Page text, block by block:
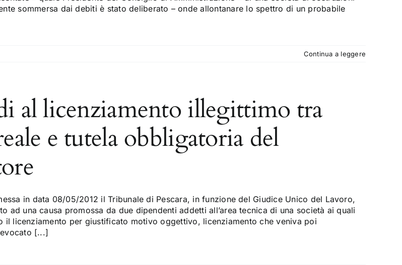
sommersa dai debiti è stato deliberato – onde allontanare lo spettro di un probabile
Continua a leggere
al licenziamento illegittimo tra
e tutela obbligatoria del
in data 08/05/2012 il Tribunale di Pescara, in funzione del Giudice Unico del Lavoro,
ad una causa promossa da due dipendenti addetti all’area tecnica di una società ai quali
il licenziamento per giustificato motivo oggettivo, licenziamento che veniva poi
[...]